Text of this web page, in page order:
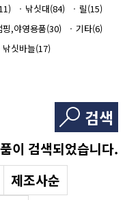
낚싯대(84)
릴(15)
핑,야영용품(30)
기타(6)
낚싯바늘(17)
검색
이 검색되었습니다.
제조사순